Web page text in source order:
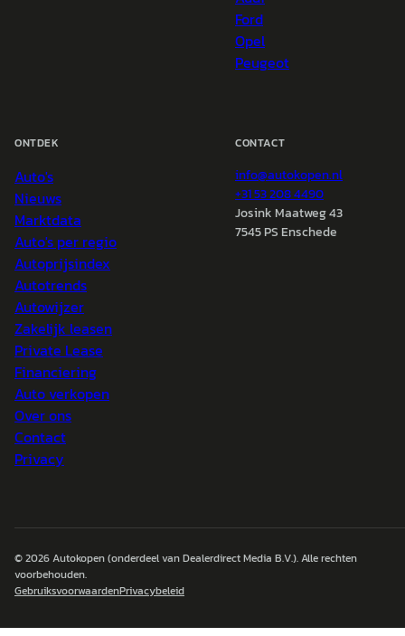
Ford
Opel
Peugeot
ONTDEK
Auto's
Nieuws
Marktdata
Auto's per regio
Autoprijsindex
Autotrends
Autowijzer
Zakelijk leasen
Private Lease
Financiering
Auto verkopen
Over ons
Contact
Privacy
CONTACT
info@autokopen.nl
+31 53 208 4490
Josink Maatweg 43
7545 PS Enschede
© 2026Autokopen(onderdeel van Dealerdirect Media B.V.). Alle rechten
voorbehouden.
GebruiksvoorwaardenPrivacybeleid